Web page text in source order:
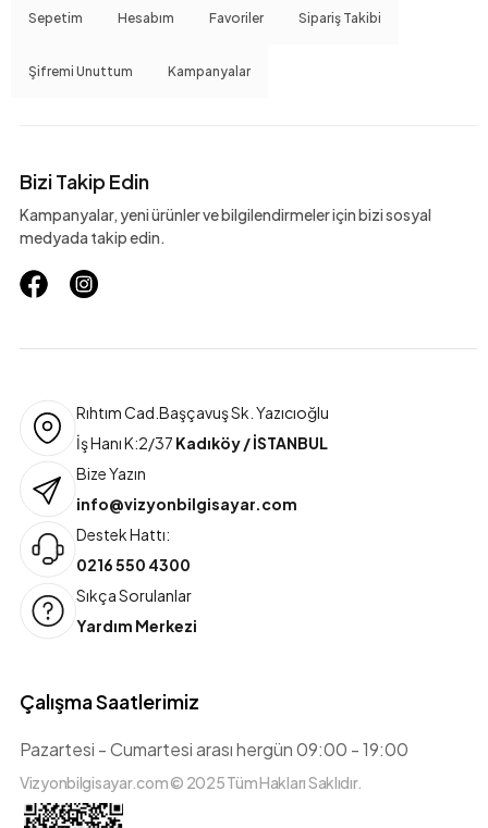
Sepetim Hesabım Favoriler Sipariş Takibi
Şifremi Unuttum Kampanyalar
Bizi Takip Edin
Kampanyalar, yeni ürünler ve bilgilendirmeler için bizi sosyal
medyada takip edin.
Rıhtım Cad.Başçavuş Sk. Yazıcıoğlu
İş Hanı K:2/37 Kadıköy / İSTANBUL
Bize Yazın
info@vizyonbilgisayar.com
Destek Hattı:
0216 550 4300
Sıkça Sorulanlar
Yardım Merkezi
Çalışma Saatlerimiz
Pazartesi - Cumartesi arası hergün 09:00 - 19:00
Vizyonbilgisayar.com © 2025 Tüm Hakları Saklıdır.